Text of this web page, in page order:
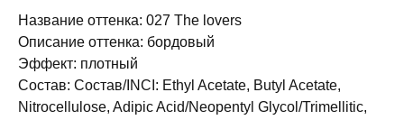
Название оттенка: 027 The lovers
Описание оттенка: бордовый
Эффект: плотный
Состав: Состав/INCI: Ethyl Acetate, Butyl Acetate,
Nitrocellulose, Adipic Acid/Neopentyl Glycol/Trimellitic,